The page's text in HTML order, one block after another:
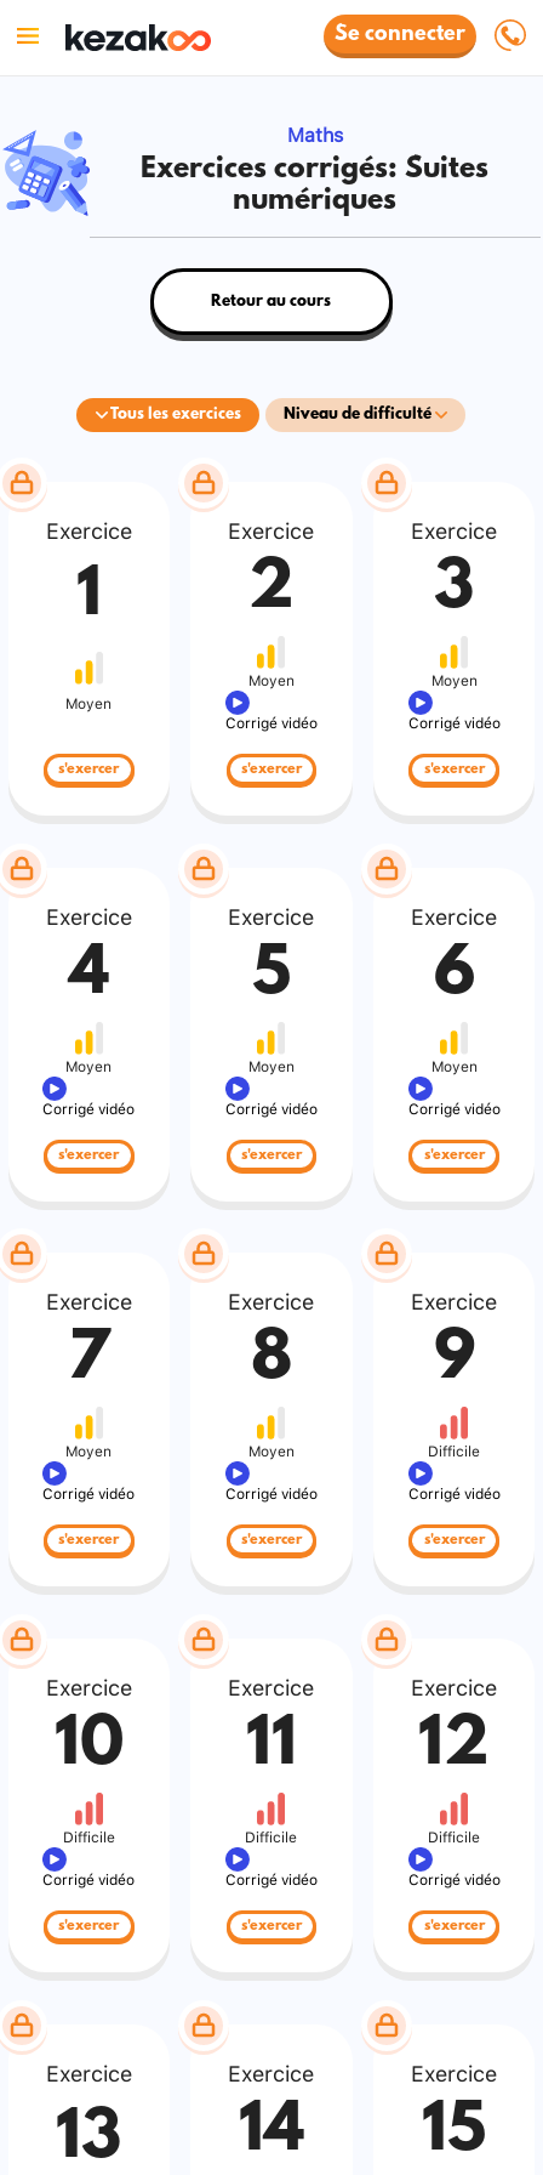
Se connecter
Maths
Exercices corrigés: Suites
numériques
Tous les exercices Niveau de difficulté
Retour au cours
Exercice
1
Moyen
s'exercer
Exercice
2
Moyen
Corrigé vidéo
s'exercer
Exercice
3
Moyen
Corrigé vidéo
s'exercer
Exercice
4
Moyen
Corrigé vidéo
s'exercer
Exercice
5
Moyen
Corrigé vidéo
s'exercer
Exercice
6
Moyen
Corrigé vidéo
s'exercer
Exercice
7
Moyen
Corrigé vidéo
s'exercer
Exercice
8
Moyen
Corrigé vidéo
s'exercer
Exercice
9
Difficile
Corrigé vidéo
s'exercer
Exercice
10
Difficile
Corrigé vidéo
s'exercer
Exercice
11
Difficile
Corrigé vidéo
s'exercer
Exercice
12
Difficile
Corrigé vidéo
s'exercer
Exercice
13
Exercice
14
Exercice
15